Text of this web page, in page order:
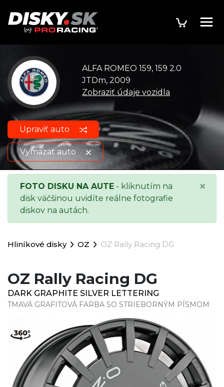
ALFA ROMEO 159, 159 2.0
JTDm, 2009
Zobraziť údaje vozidla
Upraviť auto
Vymazať auto
JTDm, 2009
Zobraziť údaje o
vozidle
FOTO DISKU NA AUTE - kliknutím na
disk väčšinou uvidíte reálne fotografie
diskov na autách.
×
Hliníkové disky OZ OZ Rally Racing DG
OZ Rally Racing DG
DARK GRAPHITE SILVER LETTERING
TMAVÁ GRAFITOVÁ FARBA SO STRIEBORNÝM PÍSMOM